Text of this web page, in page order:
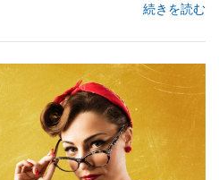
続きを読む